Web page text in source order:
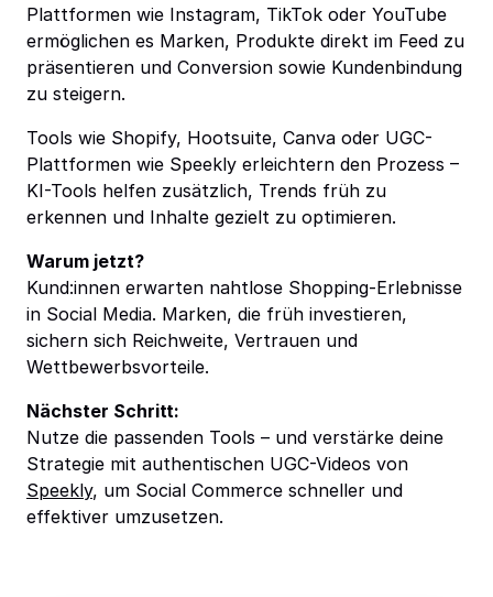
Plattformen wie Instagram, TikTok oder YouTube
ermöglichen es Marken, Produkte direkt im Feed zu
präsentieren und Conversion sowie Kundenbindung
zu steigern.
Tools wie Shopify, Hootsuite, Canva oder UGC-
Plattformen wie Speekly erleichtern den Prozess –
KI-Tools helfen zusätzlich, Trends früh zu
erkennen und Inhalte gezielt zu optimieren.
Warum jetzt?
Kund:innen erwarten nahtlose Shopping-Erlebnisse
in Social Media. Marken, die früh investieren,
sichern sich Reichweite, Vertrauen und
Wettbewerbsvorteile.
Nächster Schritt:
Nutze die passenden Tools – und verstärke deine
Strategie mit authentischen UGC-Videos von
Speekly, um Social Commerce schneller und
effektiver umzusetzen.